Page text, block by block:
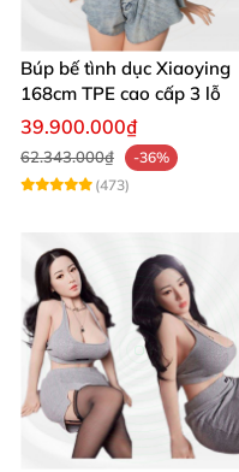
Búp bế tình dục Xiaoying
168cm TPE cao cấp 3 lỗ
39.900.000₫
62.343.000₫
-36%
(473)